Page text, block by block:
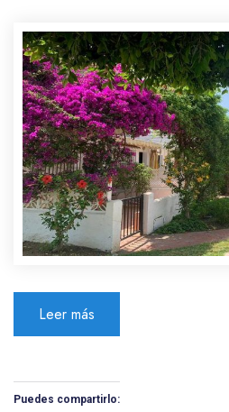
Leer más
Puedes compartirlo: